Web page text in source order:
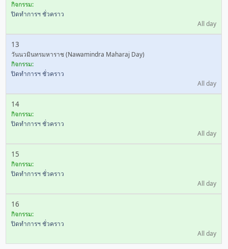
กิจกรรม:
ปิดทำการฯ ชั่วคราว
All day
13
วันนวมินทรมหาราช (Nawamindra Maharaj Day)
กิจกรรม:
ปิดทำการฯ ชั่วคราว
All day
14
กิจกรรม:
ปิดทำการฯ ชั่วคราว
All day
15
กิจกรรม:
ปิดทำการฯ ชั่วคราว
All day
16
กิจกรรม:
ปิดทำการฯ ชั่วคราว
All day